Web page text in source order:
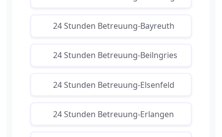
24 Stunden Betreuung-Bayreuth
24 Stunden Betreuung-Beilngries
24 Stunden Betreuung-Elsenfeld
24 Stunden Betreuung-Erlangen